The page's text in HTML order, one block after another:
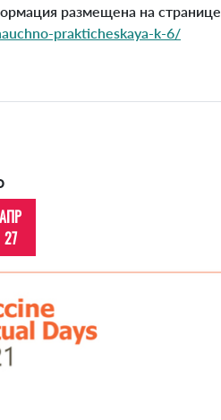
размещена на
prakticheskaya-k-6/
АПР
27